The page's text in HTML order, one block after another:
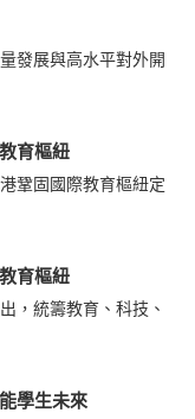
發展與高水平對外開
育樞紐
鞏固國際教育樞紐定
育樞紐
，統籌教育、科技、
學生未來